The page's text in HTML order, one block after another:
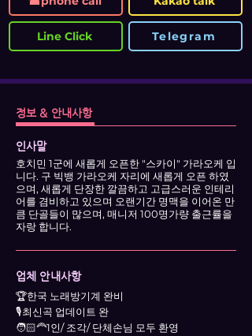
Line Click Telegram
정보 & 안내사항
인사말
호치민 1군에 새롭게 오픈한 "스카이" 가라오케 입
니다. 구 빅뱅 가라오케 자리에 새롭게 오픈 하였
으며, 새롭게 단장한 깔끔하고 고급스러운 인테리
어를 겸비하고 있으며 오랜기간 명맥을 이어온 만
큼 단골들이 많으며, 매니저 100명가량 출근률을
자랑 합니다.
업체 안내사항
🏆한국 노래방기계 완비
🎙️최신곡 업데이트 완
🧑🏻‍🦰1인/ 조각/ 단체손님 모두 환영